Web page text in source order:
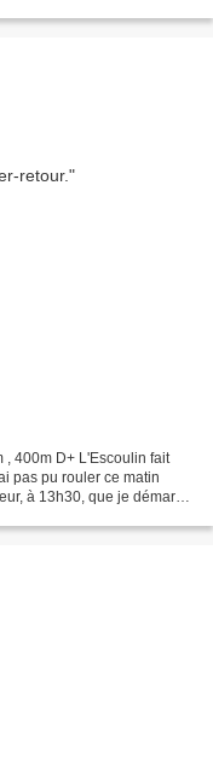
, 400m D+ L'Escoulin fait
pas pu rouler ce matin
à 13h30, que je démarre